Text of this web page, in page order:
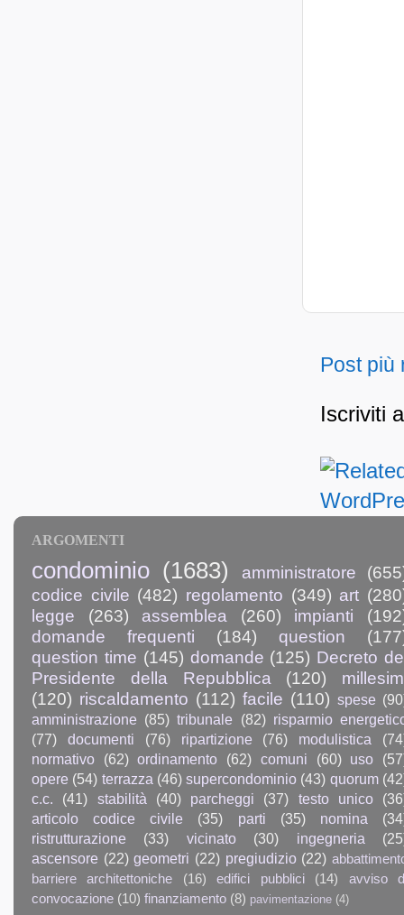
Post più
Iscriviti
ARGOMENTI
condominio (1683) amministratore
codice civile (482) regolamento (349) art
legge
(263) assemblea (260) impianti
domande frequenti
(184) question
question time (145) domande (125) Decreto
Presidente della Repubblica
(120)
(120) riscaldamento (112) facile (110) spese
amministrazione (85) tribunale (82) risparmio
(77)
documenti (76) ripartizione (76) modulistica
normativo
(62) ordinamento (62) comuni (60) uso
opere (54) terrazza (46) supercondominio (43) quorum
c.c.
(41) stabilità (40) parcheggi (37) testo unico
articolo codice civile
(35) parti (35) nomina
ristrutturazione
(33) vicinato (30) ingegneria
ascensore (22) geometri (22) pregiudizio (22)
barriere architettoniche
(16) edifici pubblici (14)
avviso
convocazione (10) finanziamento (8) pavimentazione (4)